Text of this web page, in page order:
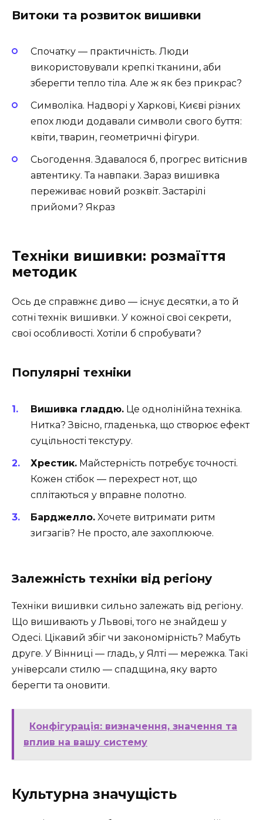
Витоки та розвиток вишивки
Спочатку — практичність. Люди
використовували крепкі тканини, аби
зберегти тепло тіла. Але ж як без прикрас?
Символіка. Надворі у Харкові, Києві різних
епох люди додавали символи свого буття:
квіти, тварин, геометричні фігури.
Сьогодення. Здавалося б, прогрес витіснив
автентику. Та навпаки. Зараз вишивка
переживає новий розквіт. Застарілі
прийоми? Якраз
Техніки вишивки: розмаїття
методик
Ось де справжнє диво — існує десятки, а то й
сотні технік вишивки. У кожної свої секрети,
свої особливості. Хотіли б спробувати?
Популярні техніки
Вишивка гладдю. Це однолінійна техніка.
Нитка? Звісно, гладенька, що створює ефект
суцільності текстуру.
Хрестик. Майстерність потребує точності.
Кожен стібок — перехрест нот, що
сплітаються у вправне полотно.
Барджелло. Хочете витримати ритм
зигзагів? Не просто, але захоплююче.
Залежність техніки від регіону
Техніки вишивки сильно залежать від регіону.
Що вишивають у Львові, того не знайдеш у
Одесі. Цікавий збіг чи закономірність? Мабуть
друге. У Вінниці — гладь, у Ялті — мережка. Такі
універсали стилю — спадщина, яку варто
берегти та оновити.
Конфігурація: визначення, значення та
вплив на вашу систему
Культурна значущість